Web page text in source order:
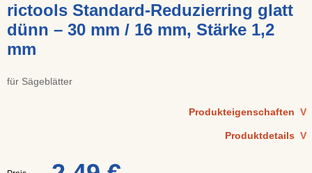
rictools Standard-Reduzierring glatt
dünn – 30 mm / 16 mm, Stärke 1,2
mm
für Sägeblätter
Produkteigenschaften V
Produktdetails V